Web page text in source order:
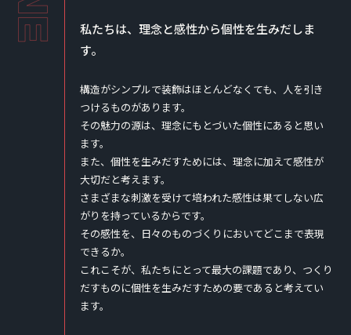
私たちは、理念と感性から個性を生みだしま
す。
構造がシンプルで装飾はほとんどなくても、人を引き
つけるものがあります。
その魅力の源は、理念にもとづいた個性にあると思い
ます。
また、個性を生みだすためには、理念に加えて感性が
大切だと考えます。
さまざまな刺激を受けて培われた感性は果てしない広
がりを持っているからです。
その感性を、日々のものづくりにおいてどこまで表現
できるか。
これこそが、私たちにとって最大の課題であり、つくり
だすものに個性を生みだすための要であると考えてい
ます。